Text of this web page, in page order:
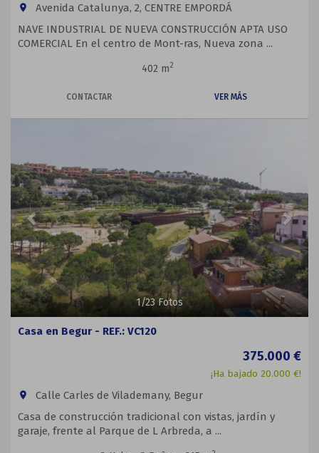
room
Avenida Catalunya, 2, CENTRE EMPORDÁ
NAVE INDUSTRIAL DE NUEVA CONSTRUCCIÓN APTA USO
COMERCIAL En el centro de Mont-ras, Nueva zona ...
402 m2
CONTACTAR VER MÁS
1/23Fotos
Casa en Begur - REF.: VC120
375.000 €
¡Ha bajado 20.000 €!
room
Calle Carles de Vilademany, Begur
Casa de construcción tradicional con vistas, jardín y
garaje, frente al Parque de L Arbreda, a ...